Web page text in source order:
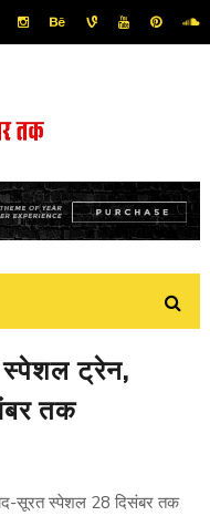
स्पेशल ट्रेन,
तक
सूरत स्पेशल 28 दिसंबर तक